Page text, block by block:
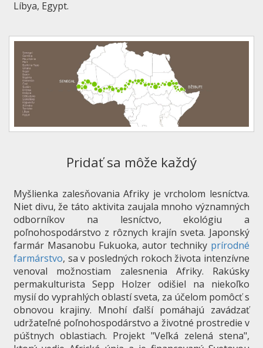
Líbya, Egypt.
Pridať sa môže každý
Myšlienka zalesňovania Afriky je vrcholom lesníctva.
Niet divu, že táto aktivita zaujala mnoho významných
odborníkov na lesníctvo, ekológiu a
poľnohospodárstvo z rôznych krajín sveta. Japonský
farmár Masanobu Fukuoka, autor techniky prírodné
farmárstvo, sa v posledných rokoch života intenzívne
venoval možnostiam zalesnenia Afriky. Rakúsky
permakulturista Sepp Holzer odišiel na niekoľko
mysií do vyprahlých oblastí sveta, za účelom pomôcť s
obnovou krajiny. Mnohí ďalší pomáhajú zavádzať
udržateľné poľnohospodárstvo a životné prostredie v
púštnych oblastiach. Projekt "Veľká zelená stena",